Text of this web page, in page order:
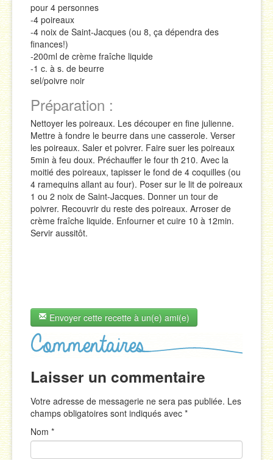
pour 4 personnes
-4 poireaux
-4 noix de Saint-Jacques (ou 8, ça dépendra des
finances!)
-200ml de crème fraîche liquide
-1 c. à s. de beurre
sel/poivre noir
Préparation :
Nettoyer les poireaux. Les découper en fine julienne.
Mettre à fondre le beurre dans une casserole. Verser
les poireaux. Saler et poivrer. Faire suer les poireaux
5min à feu doux. Préchauffer le four th 210. Avec la
moitié des poireaux, tapisser le fond de 4 coquilles (ou
4 ramequins allant au four). Poser sur le lit de poireaux
1 ou 2 noix de Saint-Jacques. Donner un tour de
poivrer. Recouvrir du reste des poireaux. Arroser de
crème fraîche liquide. Enfourner et cuire 10 à 12min.
Servir aussitôt.
Envoyer cette recette à un(e) ami(e)
Laisser un commentaire
Votre adresse de messagerie ne sera pas publiée. Les
champs obligatoires sont indiqués avec *
Nom *